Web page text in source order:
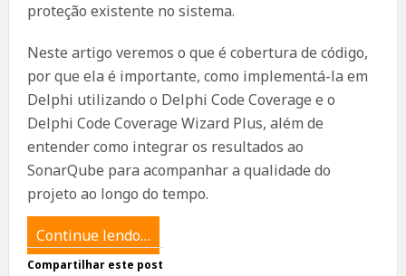
proteção existente no sistema.
Neste artigo veremos o que é cobertura de código,
por que ela é importante, como implementá-la em
Delphi utilizando o Delphi Code Coverage e o
Delphi Code Coverage Wizard Plus, além de
entender como integrar os resultados ao
SonarQube para acompanhar a qualidade do
projeto ao longo do tempo.
Continue lendo…
Compartilhar este post